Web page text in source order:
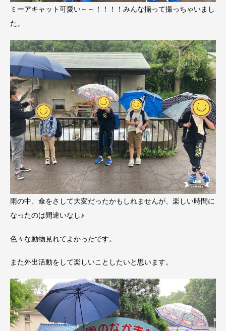
ミーアキャット可愛い～～！！！！みんな揃って撮っちゃいまし
た。
雨の中、傘をさして大変だったかもしれませんが、楽しい時間に
なったのは間違いなし♪
色々な動物見れてよかったです。
また外出活動をして楽しいことしたいと思います。